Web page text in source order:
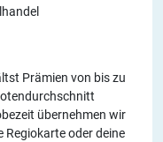
Prämien von bis zu
übernehmen wir
Regiokarte oder deine